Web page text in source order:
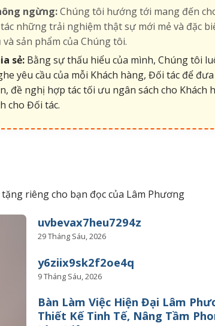
ngừng:Chúng tôi hướng tới mang đến
những trải nghiệm thật sự mới mẻ và đặc
sản phẩm của Chúng tôi.
sẻ: Bằng sự thấu hiểu của mình, Chúng tôi
yêu cầu của mỗi Khách hàng, Đối tác để
đề nghị hợp tác tối ưu ngân sách cho Khách
cho Đối tác.
riêng cho bạn đọc của Lâm Phương
uvbevax7heu7294z
29 Tháng Sáu, 2026
y6ziix9sk2f2oe4q
9 Tháng Sáu, 2026
Bàn Làm Việc Hiện Đại Lâm
Thiết Kế Tinh Tế, Nâng Tầm